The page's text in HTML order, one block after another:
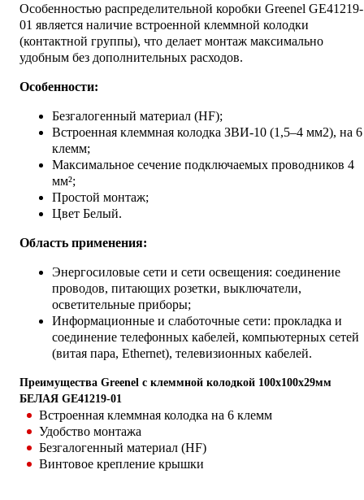
Особенностью распределительной коробки Greenel GE41219-
01 является наличие встроенной клеммной колодки
(контактной группы), что делает монтаж максимально
удобным без дополнительных расходов.
Особенности:
Безгалогенный материал (HF);
Встроенная клеммная колодка ЗВИ-10 (1,5–4 мм2), на 6
клемм;
Максимальное сечение подключаемых проводников 4
мм²;
Простой монтаж;
Цвет Белый.
Область применения:
Энергосиловые сети и сети освещения: соединение
проводов, питающих розетки, выключатели,
осветительные приборы;
Информационные и слаботочные сети: прокладка и
соединение телефонных кабелей, компьютерных сетей
(витая пара, Ethernet), телевизионных кабелей.
Преимущества Greenel с клеммной колодкой 100х100х29мм
БЕЛАЯ GE41219-01
Встроенная клеммная колодка на 6 клемм
Удобство монтажа
Безгалогенный материал (HF)
Винтовое крепление крышки